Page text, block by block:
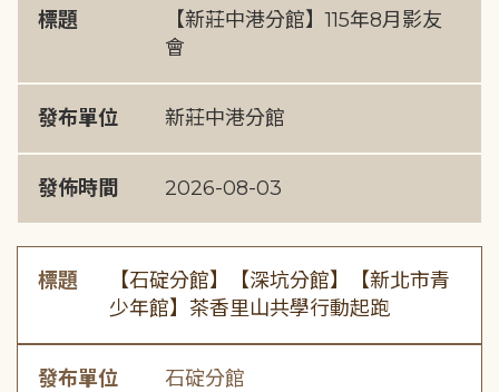
標題
【新莊中港分館】115年8月影友
會
發布單位 新莊中港分館
發佈時間 2026-08-03
標題
【石碇分館】【深坑分館】【新北市青
少年館】茶香里山共學行動起跑
發布單位 石碇分館